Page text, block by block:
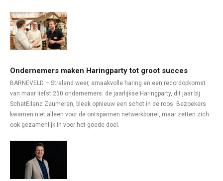
Ondernemers maken Haringparty tot groot succes
BARNEVELD – Stralend weer, smaakvolle haring en een recordopkomst
van maar liefst 250 ondernemers: de jaarlijkse Haringparty, dit jaar bij
SchatEiland Zeumeren, bleek opnieuw een schot in de roos. Bezoekers
kwamen niet alleen voor de ontspannen netwerkborrel, maar zetten zich
ook gezamenlijk in voor het goede doel.